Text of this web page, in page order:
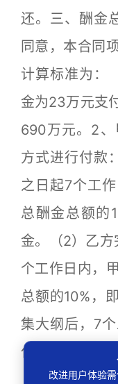
还。三、酬金
同意，本合同
计算标准为：
金为23万元支
690万元。2、
方式进行付款
之日起7个工
总酬金总额的
金。（2）乙
个工作日内，
总额的10%，
集大纲后，7
付剧本总酬
（4）乙方每
改进用户体验